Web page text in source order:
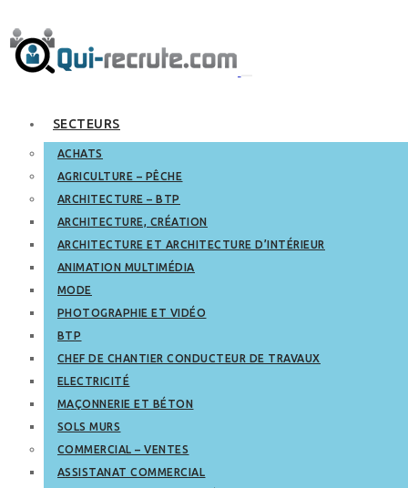
SECTEURS
ACHATS
AGRICULTURE – PÊCHE
ARCHITECTURE – BTP
ARCHITECTURE, CRÉATION
ARCHITECTURE ET ARCHITECTURE D’INTÉRIEUR
ANIMATION MULTIMÉDIA
MODE
PHOTOGRAPHIE ET VIDÉO
BTP
CHEF DE CHANTIER CONDUCTEUR DE TRAVAUX
ELECTRICITÉ
MAÇONNERIE ET BÉTON
SOLS MURS
COMMERCIAL – VENTES
ASSISTANAT COMMERCIAL